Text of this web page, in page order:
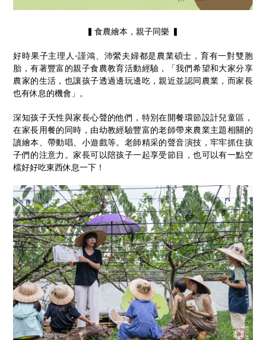
▍食農繪本，親子同樂 ▍
好時果子主理人-謹鴻、沛縈夫婦都是農業碩士，育有一對雙胞
胎，有著豐富的親子食農教育活動經驗，「我們希望和大家分享
農家的生活，也讓孩子透過邊玩邊吃，親近並認同農業，而家長
也有休息的機會」。
深知孩子天性與家長心聲的他們，特別在開餐環節設計兒童區，
在家長用餐的同時，由幼教經驗豐富的老師帶來農業主題相關的
讀繪本、帶動唱、小遊戲等。老師精采的聲音演技，牢牢抓住孩
子們的注意力。家長可以陪孩子一起享受節目，也可以有一點空
檔好好吃東西休息一下！